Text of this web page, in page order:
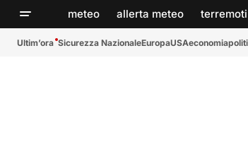
meteo allerta meteo terremoti
Ultim’ora Sicurezza NazionaleEuropaUSAeconomia